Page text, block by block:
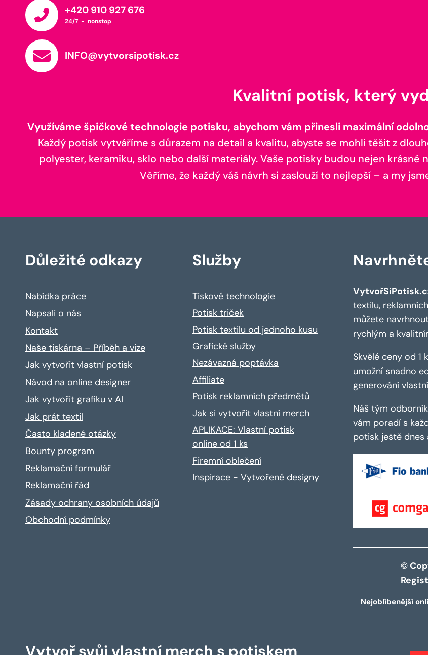
+420 910 927 676
24/7 - nonstop
INFO@vytvorsipotisk.cz
Kvalitní potisk, který
Využíváme špičkové technologie potisku, abychom vám přinesli maximální
Každý potisk vytváříme s důrazem na detail a kvalitu, abyste se mohli těšit z
polyester, keramiku, sklo nebo další materiály. Vaše potisky budou nejen krásné
Věříme, že každý váš návrh si zaslouží to nejlepší – a my
Důležité odkazy
Nabídka práce
Napsali o nás
Kontakt
Naše tiskárna – Příběh a vize
Jak vytvořit vlastní potisk
Návod na online designer
Jak vytvořit grafiku v AI
Jak prát textil
Často kladené otázky
Bounty program
Reklamační formulář
Reklamační řád
Zásady ochrany osobních údajů
Obchodní podmínky
Služby
Tiskové technologie
Potisk triček
Potisk textilu od jednoho kusu
Grafické služby
Nezávazná poptávka
Affiliate
Potisk reklamních předmětů
Jak si vytvořit vlastní merch
APLIKACE: Vlastní potisk
online od 1 ks
Firemní oblečení
Inspirace - Vytvořené designy
textilu,
můžete
rychlým a
Skvělé ceny od 1
umožní snadno
generování
Náš tým
vám poradí s
potisk ještě dnes
©
Nejoblíbenější